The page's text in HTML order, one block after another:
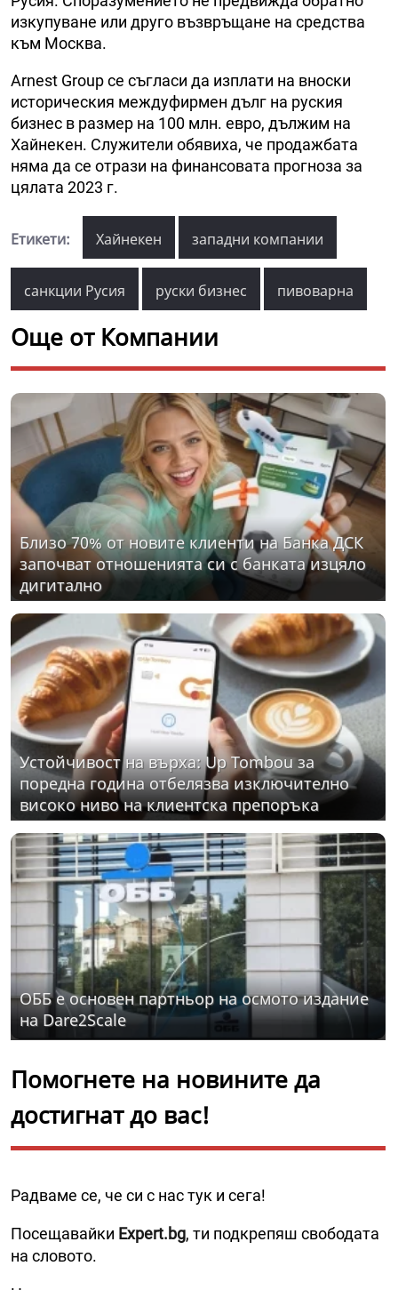
изкупуване или друго възвръщане на средства
към Москва.
Arnest Group се съгласи да изплати на вноски
историческия междуфирмен дълг на руския
бизнес в размер на 100 млн. евро, дължим на
Хайнекен. Служители обявиха, че продажбата
няма да се отрази на финансовата прогноза за
цялата 2023 г.
Етикети: Хайнекен западни компании
санкции Русия руски бизнес пивоварна
Още от Компании
Близо 70% от новите клиенти на Банка ДСК
започват отношенията си с банката изцяло
дигитално
Устойчивост на върха: Up Tombou за
поредна година отбелязва изключително
високо ниво на клиентска препоръка
ОББ е основен партньор на осмото издание
на Dare2Scale
Помогнете на новините да
достигнат до вас!
Радваме се, че си с нас тук и сега!
Посещавайки Expert.bg, ти подкрепяш свободата
на словото.